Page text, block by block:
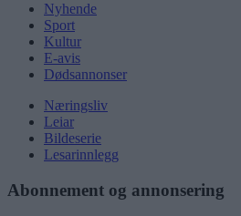
Nyhende
Sport
Kultur
E-avis
Dødsannonser
Næringsliv
Leiar
Bildeserie
Lesarinnlegg
Abonnement og annonsering